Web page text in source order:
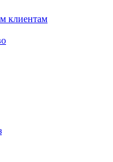
клиентам